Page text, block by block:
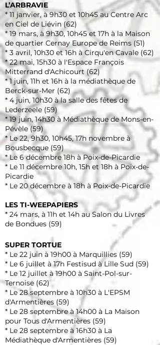
L’ARBRAVIE
* 11 janvier, à 9h30 et 10h45 au Centre Arc
en Ciel de Liévin (62)
* 19 mars, à 9h30, 10h45 et 17h à la Maison
de quartier Cernay Europe de Reims (51)
* 3 avril, 10h30 et 16h à Cirqu'en Cavale (62)
* 22 mai, 15h30 à l'Espace François
Mitterrand d'Achicourt (62)
* 1 juin, 11h et 16h à la médiathèque de
Berck-sur-Mer (62)
* 4 juin, 10h30à la salle des fêtes de
Lederzeele (59)
* 19 juin, 14h30à Médiathèque de Mons-en-
Pévèle (59)
* Le 22, 9h30, 10h45, 17h novembre à
Bousbecque (59)
* Le 6 décembre 18h à Poix-de-Picardie
* Le 11 décembre 10h, 15h et 18h à Poix-de-
Picardie
* Le 20 décembre à 18h à Poix-de-Picardie
LES TI-WEEPAPIERS
* 24 mars, à 11h et 14h au Salon du Livres
de Bondues (59)
SUPER TORTUE
* Le 22 juin à 19h00 à Marquillies (59)
* Le 6 juillet à 17h Festisud à Lille Sud (59)
* Le 12 juillet à 19h00 à Saint-Pol-sur-
Ternoise (62)
* Le 28 septembre à 10h30 à L'EPSM
d'Armentières (59)
* Le 28 septembre à 14h00 à La Maison
pour Tous d'Armentières (59)
* Le 28 septembre à 16h30 à La
Médiathèque d'Armentières (59)